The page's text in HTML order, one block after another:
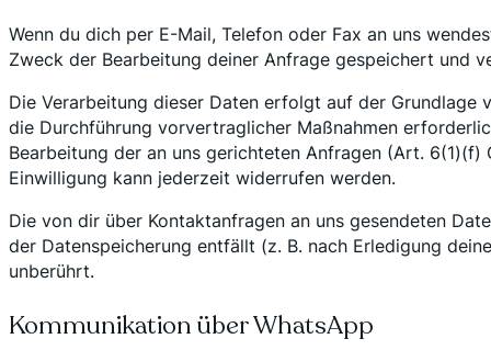
Wenn du dich per E-Mail, Telefon oder Fax an uns
Zweck der Bearbeitung deiner Anfrage gespeichert und
Die Verarbeitung dieser Daten erfolgt auf der Grundlage
die Durchführung vorvertraglicher Maßnahmen
Bearbeitung der an uns gerichteten Anfragen (Art.
Einwilligung kann jederzeit widerrufen werden.
Die von dir über Kontaktanfragen an uns gesendeten
der Datenspeicherung entfällt (z. B. nach Erledigung
unberührt.
Kommunikation über WhatsApp